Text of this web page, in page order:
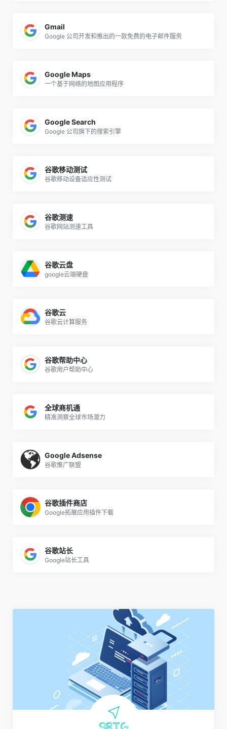
Gmail
Google 公司开发和推出的一款免费的电子邮件服务
Google Maps
一个基于网络的地图应用程序
Google Search
Google 公司旗下的搜索引擎
谷歌移动测试
谷歌移动设备适应性测试
谷歌测速
谷歌网站测速工具
谷歌云盘
google云端硬盘
谷歌云
谷歌云计算服务
谷歌帮助中心
谷歌用户帮助中心
全球商机通
精准洞察全球市场潜力
Google Adsense
谷歌推广联盟
谷歌插件商店
Google拓展应用插件下载
谷歌站长
Google站长工具